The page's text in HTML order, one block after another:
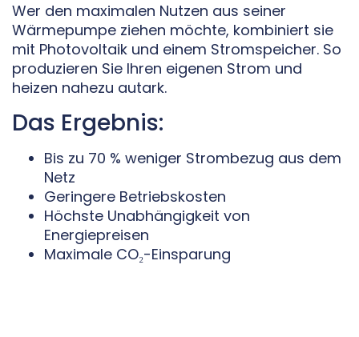
Wer den maximalen Nutzen aus seiner
Wärmepumpe ziehen möchte, kombiniert sie
mit Photovoltaik und einem Stromspeicher. So
produzieren Sie Ihren eigenen Strom und
heizen nahezu autark.
Das Ergebnis:
Bis zu 70 % weniger Strombezug aus dem
Netz
Geringere Betriebskosten
Höchste Unabhängigkeit von
Energiepreisen
Maximale CO₂-Einsparung